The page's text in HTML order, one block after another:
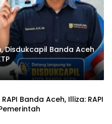
Disdukcapil Banda Aceh
Banda Aceh, Illiza: RAPI